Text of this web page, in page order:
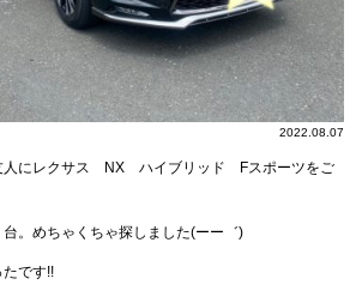
2022.08.07
人にレクサス NX ハイブリッド Fスポーツをご
。めちゃくちゃ探しました(ーー゛)
です!!